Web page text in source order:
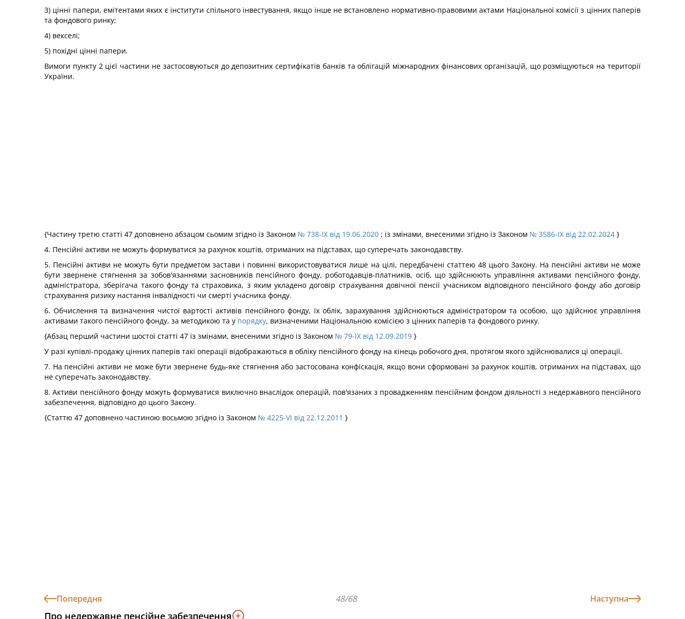
3) цінні папери, емітентами яких є інститути спільного інвестування, якщо інше не встановлено нормативно-правовими актами Національної комісії з цінних паперів
та фондового ринку;
4) векселі;
5) похідні цінні папери.
Вимоги пункту 2 цієї частини не застосовуються до депозитних сертифікатів банків та облігацій міжнародних фінансових організацій, що розміщуються на території
України.
{Частину третю статті 47 доповнено абзацом сьомим згідно із Законом № 738-IX від 19.06.2020 ; із змінами, внесеними згідно із Законом № 3586-IX від 22.02.2024 }
4. Пенсійні активи не можуть формуватися за рахунок коштів, отриманих на підставах, що суперечать законодавству.
5. Пенсійні активи не можуть бути предметом застави і повинні використовуватися лише на цілі, передбачені статтею 48 цього Закону. На пенсійні активи не може
бути звернене стягнення за зобов'язаннями засновників пенсійного фонду, роботодавців-платників, осіб, що здійснюють управління активами пенсійного фонду,
адміністратора, зберігача такого фонду та страховика, з яким укладено договір страхування довічної пенсії учасником відповідного пенсійного фонду або договір
страхування ризику настання інвалідності чи смерті учасника фонду.
6. Обчислення та визначення чистої вартості активів пенсійного фонду, їх облік, зарахування здійснюються адміністратором та особою, що здійснює управління
активами такого пенсійного фонду, за методикою та у порядку, визначеними Національною комісією з цінних паперів та фондового ринку.
{Абзац перший частини шостої статті 47 із змінами, внесеними згідно із Законом № 79-IX від 12.09.2019 }
У разі купівлі-продажу цінних паперів такі операції відображаються в обліку пенсійного фонду на кінець робочого дня, протягом якого здійснювалися ці операції.
7. На пенсійні активи не може бути звернене будь-яке стягнення або застосована конфіскація, якщо вони сформовані за рахунок коштів, отриманих на підставах, що
не суперечать законодавству.
8. Активи пенсійного фонду можуть формуватися виключно внаслідок операцій, пов'язаних з провадженням пенсійним фондом діяльності з недержавного пенсійного
забезпечення, відповідно до цього Закону.
{Статтю 47 доповнено частиною восьмою згідно із Законом № 4225-VI від 22.12.2011 }
Попередня 48/68 Наступна
Про недержавне пенсійне забезпечення